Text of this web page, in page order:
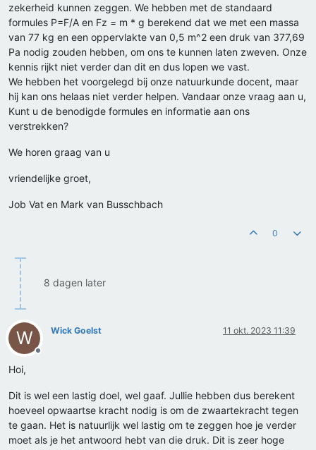
zekerheid kunnen zeggen. We hebben met de standaard
formules P=F/A en Fz = m * g berekend dat we met een massa
van 77 kg en een oppervlakte van 0,5 m^2 een druk van 377,69
Pa nodig zouden hebben, om ons te kunnen laten zweven. Onze
kennis rijkt niet verder dan dit en dus lopen we vast.
We hebben het voorgelegd bij onze natuurkunde docent, maar
hij kan ons helaas niet verder helpen. Vandaar onze vraag aan u,
Kunt u de benodigde formules en informatie aan ons
verstrekken?
We horen graag van u
vriendelijke groet,
Job Vat en Mark van Busschbach
0
8 dagen later
W
Offline
Wick Goelst 11 okt. 2023 11:39
Hoi,
Dit is wel een lastig doel, wel gaaf. Jullie hebben dus berekent
hoeveel opwaartse kracht nodig is om de zwaartekracht tegen
te gaan. Het is natuurlijk wel lastig om te zeggen hoe je verder
moet als je het antwoord hebt van die druk. Dit is zeer hoge